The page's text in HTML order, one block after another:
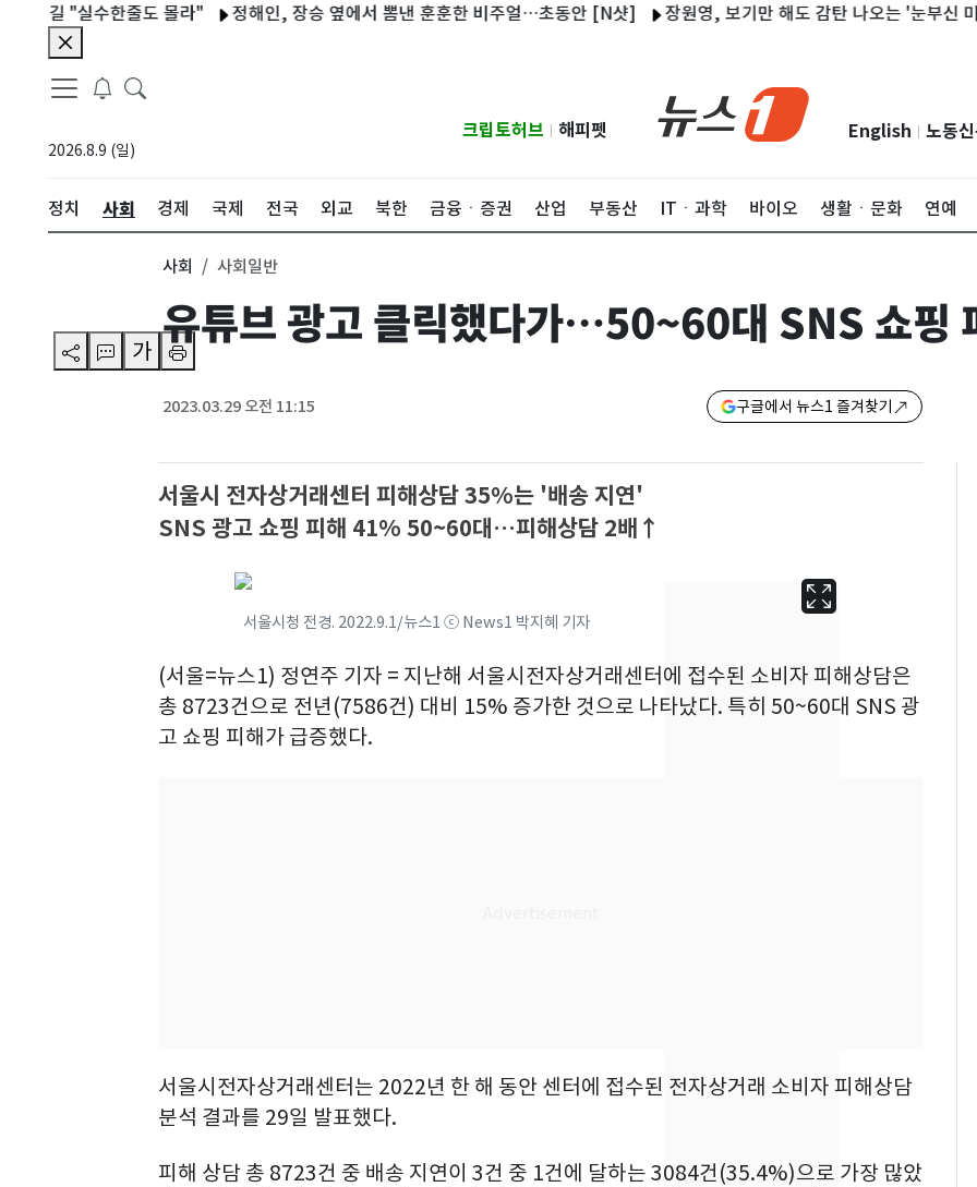
"실수한줄도 몰라" 정해인, 장승 옆에서 뽐낸 훈훈한 비주얼…초동안 [N샷] 장원영, 보기만 해도 감탄 나오는 '눈부신 미모'
2026.8.9 (일)
크립토허브 해피펫 English 노동
정치 사회 경제 국제 전국 외교 북한 금융ㆍ증권 산업 부동산 ITㆍ과학 바이오 생활ㆍ문화 연예
가
사회 사회일반
유튜브 광고 클릭했다가…50~60대 SNS 쇼핑
2023.03.29 오전 11:15 구글에서 뉴스1 즐겨찾기
서울시 전자상거래센터 피해상담 35%는 '배송 지연'
SNS 광고 쇼핑 피해 41% 50~60대…피해상담 2배↑
서울시청 전경. 2022.9.1/뉴스1 ⓒ News1 박지혜 기자
(서울=뉴스1) 정연주 기자 = 지난해 서울시전자상거래센터에 접수된 소비자 피해상담은
총 8723건으로 전년(7586건) 대비 15% 증가한 것으로 나타났다. 특히 50~60대 SNS 광
고 쇼핑 피해가 급증했다.
서울시전자상거래센터는 2022년 한 해 동안 센터에 접수된 전자상거래 소비자 피해상담
분석 결과를 29일 발표했다.
피해 상담 총 8723건 중 배송 지연이 3건 중 1건에 달하는 3084건(35.4%)으로 가장 많았
시장법 위반 의혹